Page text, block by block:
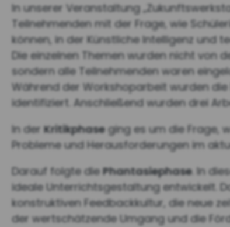
In unserer Veranstaltung
Teilnehmenden mit der Frage, wie
können, in der Künstliche Intelligenz und
Die einzelnen Themen wurden nicht von
sondern alle Teilnehmenden waren
Während der Workshoparbeit wurden
identifiziert. Anschließend wurden drei
In derKritikphaseging es um die Frage,
Probleme und Herausforderungen im
Darauf folgte diePhantasiephase. In
ideale Unterrichtsgestaltung entwickelt.
konstruktiven Feedbackkultur, die neue
der wertschätzende Umgang und die